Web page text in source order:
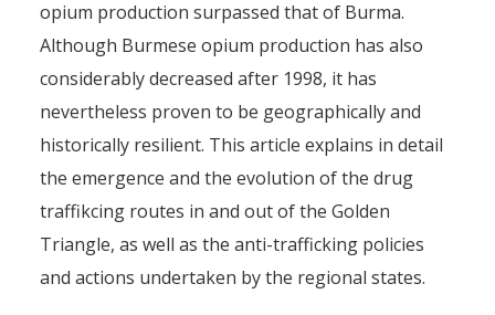
opium production surpassed that of Burma.
Although Burmese opium production has also
considerably decreased after 1998, it has
nevertheless proven to be geographically and
historically resilient. This article explains in detail
the emergence and the evolution of the drug
traffikcing routes in and out of the Golden
Triangle, as well as the anti-trafficking policies
and actions undertaken by the regional states.